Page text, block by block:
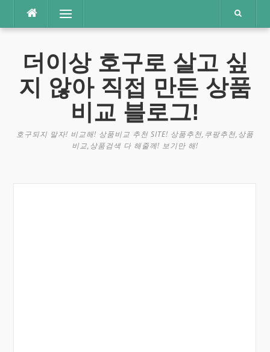
츠
메뉴
더이상 호구로 살고 싶
지 않아 직접 만든 상품
비교 블로그!
호구되지 말자! 비교해! 상품비교 추천 SITE! 상품추천,쿠팡추천,상품
비교,상품검색 다 해줄께! 보기만 해!